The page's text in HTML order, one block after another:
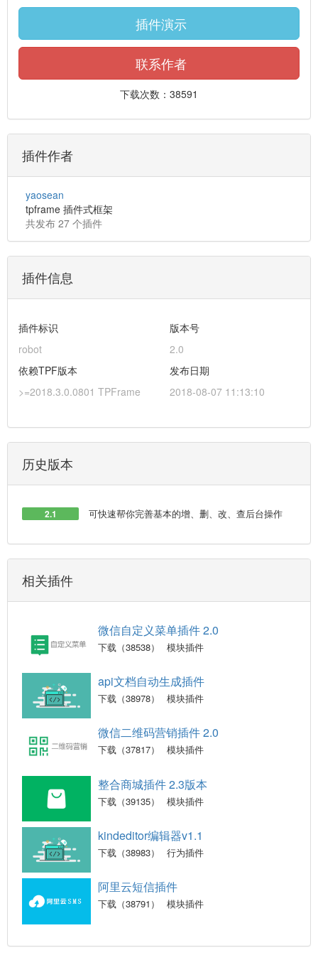
插件演示
联系作者
下载次数：38591
插件作者
yaosean
tpframe 插件式框架
共发布 27 个插件
插件信息
插件标识
robot
版本号
2.0
依赖TPF版本
>=2018.3.0.0801 TPFrame
发布日期
2018-08-07 11:13:10
历史版本
2.1 可快速帮你完善基本的增、删、改、查后台操作
相关插件
微信自定义菜单插件 2.0
下载（38538） 模块插件
api文档自动生成插件
下载（38978） 模块插件
微信二维码营销插件 2.0
下载（37817） 模块插件
整合商城插件 2.3版本
下载（39135） 模块插件
kindeditor编辑器v1.1
下载（38983） 行为插件
阿里云短信插件
下载（38791） 模块插件